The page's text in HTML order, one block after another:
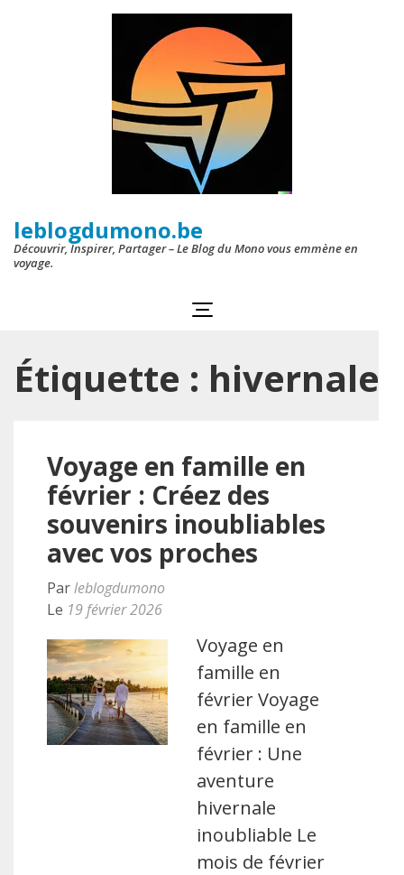
leblogdumono.be
Découvrir, Inspirer, Partager – Le Blog du Mono vous emmène en
voyage.
Étiquette : hivernale
Voyage en famille en
février : Créez des
souvenirs inoubliables
avec vos proches
Parleblogdumono
Le 19 février 2026
Voyage en
famille en
février Voyage
en famille en
février : Une
aventure
hivernale
inoubliable Le
mois de février